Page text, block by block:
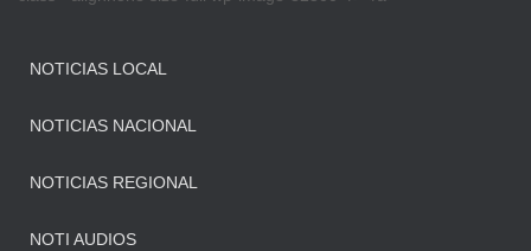
NOTICIAS LOCAL
NOTICIAS NACIONAL
NOTICIAS REGIONAL
NOTI AUDIOS